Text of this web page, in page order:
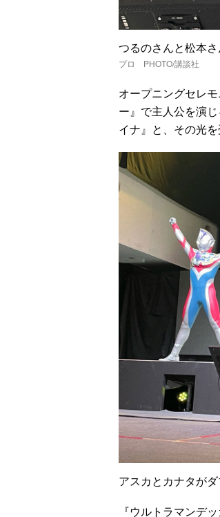
つるのさんと松本
プロ PHOTO/講談社
オープニングセレ
ー』で主人公を演
イナ』と、その光
アスカとカナタが
『ウルトラマンデ